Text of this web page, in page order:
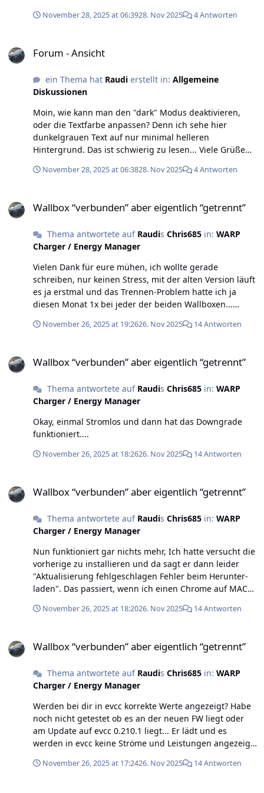
November 28, 2025 at 06:3928. Nov 2025 4 Antworten
Forum - Ansicht
ein Thema hat Raudierstellt in: Allgemeine
Diskussionen
Moin, wie kann man den "dark" Modus deaktivieren,
oder die Textfarbe anpassen? Denn ich sehe hier
dunkelgrauen Text auf nur minimal helleren
Hintergrund. Das ist schwierig zu lesen... Viele Grüße
November 28, 2025 at 06:3828. Nov 2025 4 Antworten
Wallbox “verbunden” aber eigentlich “getrennt”
Thema antwortete auf Raudis Chris685in: WARP
Charger / Energy Manager
Vielen Dank für eure mühen, ich wollte gerade
schreiben, nur keinen Stress, mit der alten Version läuft
es ja erstmal und das Trennen-Problem hatte ich ja
diesen Monat 1x bei jeder der beiden Wallboxen...
Besten Dank!
November 26, 2025 at 19:2626. Nov 2025 14 Antworten
Wallbox “verbunden” aber eigentlich “getrennt”
Thema antwortete auf Raudis Chris685in: WARP
Charger / Energy Manager
Okay, einmal Stromlos und dann hat das Downgrade
funktioniert....
November 26, 2025 at 18:2626. Nov 2025 14 Antworten
Wallbox “verbunden” aber eigentlich “getrennt”
Thema antwortete auf Raudis Chris685in: WARP
Charger / Energy Manager
Nun funktioniert gar nichts mehr, Ich hatte versucht die
vorherige zu installieren und da sagt er dann leider
"Aktuali­sierung fehl­ge­schlagen Fehler beim Herunter­
laden". Das passiert, wenn ich einen Chrome auf MAC
einen Neustart der Wallbox sendet er gar keine Werte
vorherigen irgendwie installieren kann...
November 26, 2025 at 18:2026. Nov 2025 14 Antworten
Wallbox “verbunden” aber eigentlich “getrennt”
Thema antwortete auf Raudis Chris685in: WARP
Charger / Energy Manager
Werden bei dir in evcc korrekte Werte angezeigt? Habe
noch nicht getestet ob es an der neuen FW liegt oder
am Update auf evcc 0.210.1 liegt... Er lädt und es
werden in evcc keine Ströme und Leistungen angezeigt.
warp/garage-links/evse/low_level_state
November 26, 2025 at 17:2426. Nov 2025 14 Antworten